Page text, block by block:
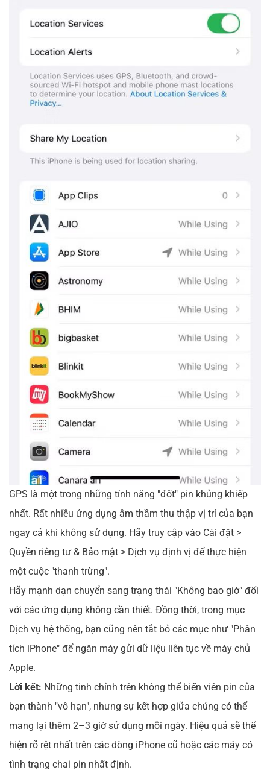
GPS là một trong những tính năng "đốt" pin khủng khiếp
nhất. Rất nhiều ứng dụng âm thầm thu thập vị trí của bạn
ngay cả khi không sử dụng. Hãy truy cập vào Cài đặt >
Quyền riêng tư & Bảo mật > Dịch vụ định vị để thực hiện
một cuộc "thanh trừng".
Hãy mạnh dạn chuyển sang trạng thái "Không bao giờ" đối
với các ứng dụng không cần thiết. Đồng thời, trong mục
Dịch vụ hệ thống, bạn cũng nên tắt bỏ các mục như "Phân
tích iPhone" để ngăn máy gửi dữ liệu liên tục về máy chủ
Apple.
Lời kết: Những tinh chỉnh trên không thể biến viên pin của
bạn thành "vô hạn", nhưng sự kết hợp giữa chúng có thể
mang lại thêm 2–3 giờ sử dụng mỗi ngày. Hiệu quả sẽ thể
hiện rõ rệt nhất trên các dòng iPhone cũ hoặc các máy có
tình trạng chai pin nhất định.